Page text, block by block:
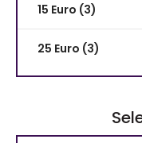
15 Euro (3)
25 Euro (3)